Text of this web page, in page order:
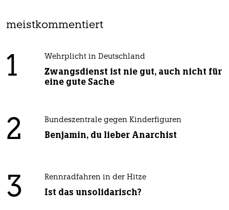
meistkommentiert
1 Wehrplicht in Deutschland
Zwangsdienst ist nie gut, auch nicht für
eine gute Sache
2 Bundeszentrale gegen Kinderfiguren
Benjamin, du lieber Anarchist
3 Rennradfahren in der Hitze
Ist das unsolidarisch?